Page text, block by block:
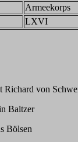
Armeekorps
LXVI
Richard von
Baltzer
Bölsen